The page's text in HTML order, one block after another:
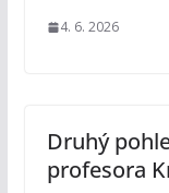
4. 6. 2026
Druhý
profesora